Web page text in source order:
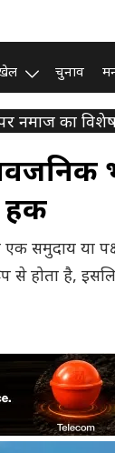
चुनाव
पर नमाज का
हक
एक समुदाय या
होता है,